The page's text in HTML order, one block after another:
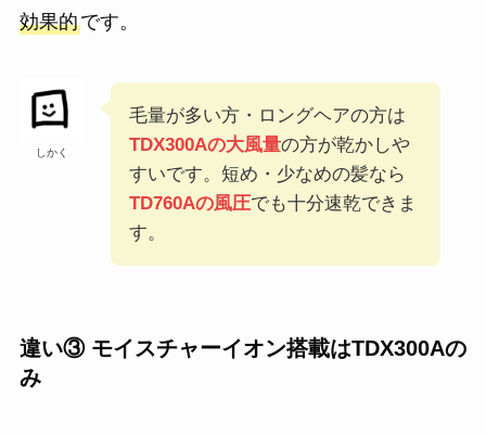
効果的です。
しかく
毛量が多い方・ロングヘアの方は
TDX300Aの大風量の方が乾かしや
すいです。短め・少なめの髪なら
TD760Aの風圧でも十分速乾できま
す。
違い③ モイスチャーイオン搭載はTDX300Aの
み